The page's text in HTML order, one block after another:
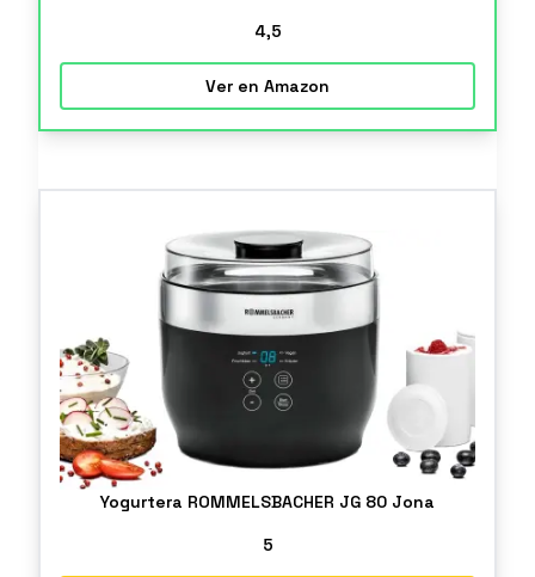
4,5
Ver en Amazon
Yogurtera ROMMELSBACHER JG 80 Jona
5